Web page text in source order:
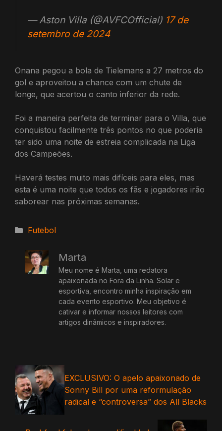
— Aston Villa (@AVFCOfficial) 17 de
setembro de 2024
Onana pegou a bola de Tielemans a 27 metros do
gol e aproveitou a chance com um chute de
longe, que acertou o canto inferior da rede.
Foi a maneira perfeita de terminar para o Villa, que
conquistou facilmente três pontos no que poderia
ter sido uma noite de estreia complicada na Liga
dos Campeões.
Haverá testes muito mais difíceis para eles, mas
esta é uma noite que todos os fãs e jogadores irão
saborear nas próximas semanas.
Categorias
Futebol
Marta
Meu nome é Marta, uma redatora
apaixonada no Fora da Linha. Solar e
esportiva, encontro minha inspiração em
cada evento esportivo. Meu objetivo é
cativar e informar nossos leitores com
artigos dinâmicos e inspiradores.
EXCLUSIVO: O apelo apaixonado de
Sonny Bill por uma reformulação
radical e “controversa” dos All Blacks